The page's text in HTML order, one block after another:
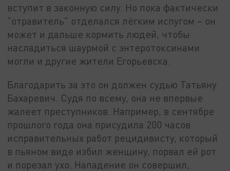
вступит в законную силу. Но пока фактически
"отравитель" отделался лёгким испугом – он
может и дальше кормить людей, чтобы
насладиться шаурмой с энтеротоксинами
могли и другие жители Егорьевска.
Благодарить за это он должен судью Татьяну
Бахаревич. Судя по всему, она не впервые
жалеет преступников. Например, в сентябре
прошлого года она присудила 200 часов
исправительных работ рецидивисту, который
в пьяном виде избил женщину, порвал ей рот
и порезал ухо. Нападение он совершил,